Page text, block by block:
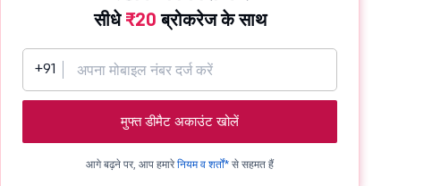
सीधे₹20ब्रोकरेज के साथ
+91
मुफ्त डीमैट अकाउंट खोलें
आगे बढ़ने पर, आप हमारेनियम व शर्तों* से सहमत हैं